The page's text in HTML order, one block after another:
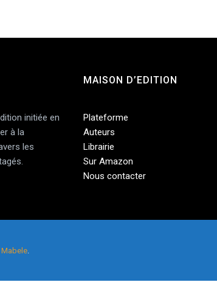
initiée en
à la
les
MAISON D’EDITION
Plateforme
Auteurs
Librairie
Sur Amazon
Nous contacter